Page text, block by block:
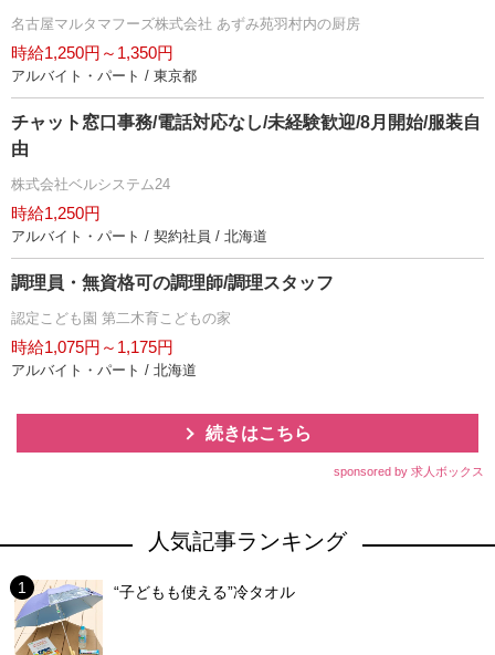
名古屋マルタマフーズ株式会社 あずみ苑羽村内の厨房
時給1,250円～1,350円
アルバイト・パート / 東京都
チャット窓口事務/電話対応なし/未経験歓迎/8月開始/服装自
由
株式会社ベルシステム24
時給1,250円
アルバイト・パート / 契約社員 / 北海道
調理員・無資格可の調理師/調理スタッフ
認定こども園 第二木育こどもの家
時給1,075円～1,175円
アルバイト・パート / 北海道
続きはこちら
sponsored by 求人ボックス
人気記事ランキング
“子どもも使える”冷タオル